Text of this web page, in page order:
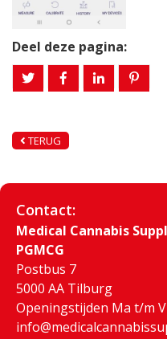
Deel deze pagina:
TERUG
Contact:
Medical Cannabis
PGMCG
Postbus 7
5000 AA Tilburg
Openingstijden Ma t/m